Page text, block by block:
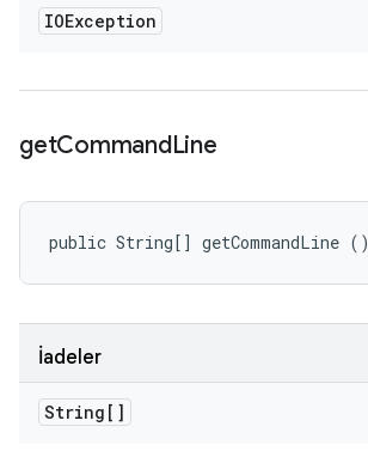
IOException
getCommandLine
public String[] getCommandLine ()
İadeler
String[]